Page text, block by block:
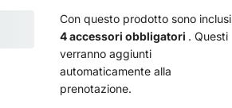
della catena. Inoltre, è
antivibrazione e tecnologia di
sicuro, sono obbligatori pantaloni e
sega è adatta per vari lavori di taglio
Con questo prodotto sono inclusi
4 accessori obbligatori . Questi
verranno aggiunti
automaticamente alla
prenotazione.